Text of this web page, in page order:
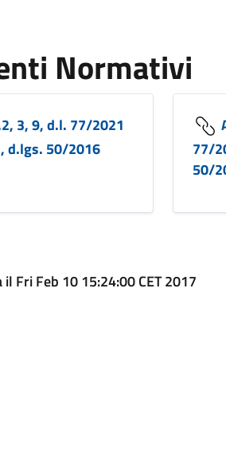
Normativi
3, 9, d.l. 77/2021
d.lgs. 50/2016
77/
50/
Fri Feb 10 15:24:00 CET 2017